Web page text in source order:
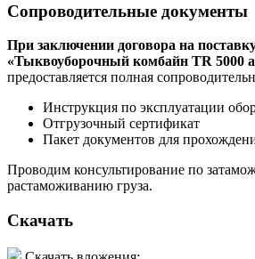
Сопроводительные документы
При заключении договора на
«Тыквоуборочный комбайн TR 5000
предоставляется полная
Инструкция по эксплуатации
Отгрузочный сертификат
Пакет документов для
Проводим консультирование по
растаможиванию груза.
Скачать